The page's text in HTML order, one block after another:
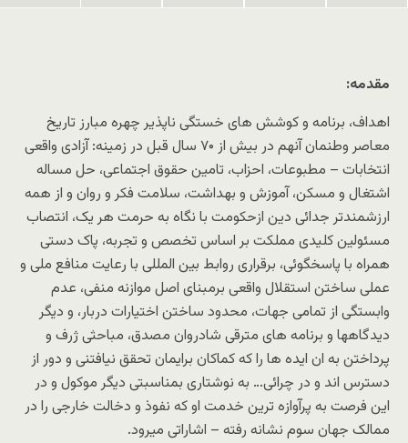
مقدمه:
اهداف، برنامه و کوشش های خستگی ناپذیر چهره مبارز تاریخ
معاصر وطنمان آنهم در بیش از ۷۰ سال قبل در زمینه: آزادی واقعی
انتخابات – مطبوعات، احزاب، تامین حقوق اجتماعی، حل مساله
اشتغال و مسکن، آموزش و بهداشت، سلامت فکر و روان و از همه
ارزشمندتر جدائی دین ازحکومت با نگاه به حرمت هر یک، انتصاب
مسئولین کلیدی مملکت بر اساس تخصص و تجربه، پاک دستی
همراه با پاسخگوئی، برقراری روابط بین المللی با رعایت منافع ملی و
عملی ساختن استقلال واقعی برمبنای اصل موازنه منفی، عدم
وابستگی از تمامی جهات، محدود ساختن اختیارات دربار، و دیگر
دیدگاهها و برنامه های مترقی شادروان مصدق، مباحثی ژرف و
پرداختن به ان ایده ها را که کماکان برایمان تحقق نیافتنی و دور از
دسترس اند و در چرائی… به نوشتاری بمناسبتی دیگر موکول و در
این فرصت به پرآوازه ترین خدمت او که نفوذ و دخالت خارجی را در
ممالک جهان سوم نشانه رفته – اشاراتی میرود.